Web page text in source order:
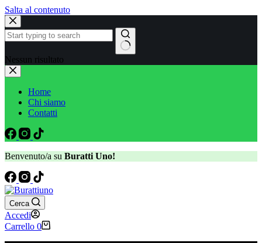
Salta al contenuto
Nessun risultato
Home
Chi siamo
Contatti
Benvenuto/a su Buratti Uno!
Cerca
Accedi
Carrello 0